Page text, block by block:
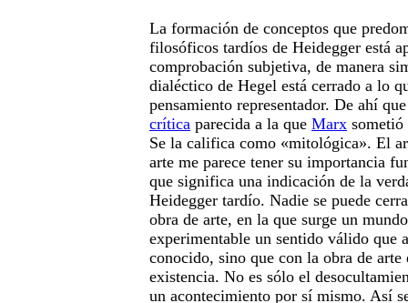
La formación de conceptos que
filosóficos tardíos de Heidegger está
comprobación subjetiva, de manera
dialéctico de Hegel está cerrado a lo
pensamiento representador. De ahí
crítica parecida a la que Marx
Se la califica como «mitológica». El
arte me parece tener su importancia
que significa una indicación de la
Heidegger tardío. Nadie se puede
obra de arte, en la que surge un
experimentable un sentido válido que
conocido, sino que con la obra de
existencia. No es sólo el
un acontecimiento por sí mismo. Así